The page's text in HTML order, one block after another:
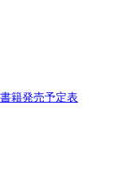
書籍発売予定表